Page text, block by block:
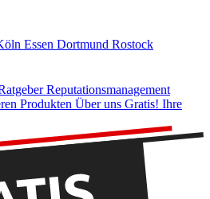
Essen Dortmund Rostock
Reputationsmanagement
Produkten Über uns Gratis! Ihre